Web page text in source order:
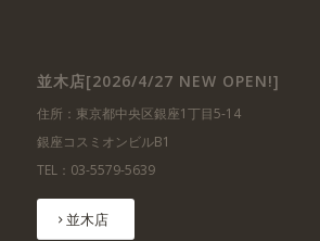
並木店[2026/4/27 NEW OPEN!]
住所：東京都中央区銀座1丁目5-14
銀座コスミオンビルB1
TEL：03-5579-5639
並木店